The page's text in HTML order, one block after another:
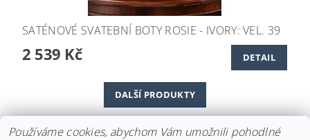
SATÉNOVÉ SVATEBNÍ BOTY ROSIE - IVORY: VEL. 39
2 539 Kč DETAIL
DALŠÍ PRODUKTY
1 2
Používáme cookies, abychom Vám umožnili pohodlné